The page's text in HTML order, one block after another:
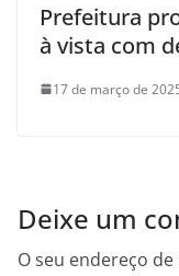
Prefeitura
à vista com
17 de março de
Deixe um
O seu endereço